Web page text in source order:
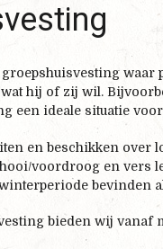
waar
hij of zij wil.
een ideale situatie
en beschikken
voordroog en vers
bevinden
bieden wij vanaf